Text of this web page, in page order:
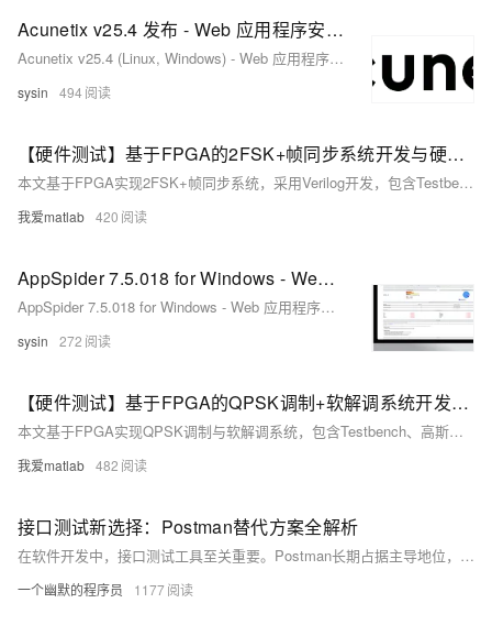
Acunetix v25.4 发布 - Web 应用程序安全测试
Acunetix v25.4 (Linux, Windows) - Web 应用程序安全测试
sysin 494
【硬件测试】基于FPGA的2FSK+帧同步系统开发与硬件片内测试,包含高斯信道,误码统计,可设置SNR
本文基于FPGA实现2FSK+帧同步系统，采用Verilog开发，包含Testbench、高斯信道、误码统计及可设置SNR功能。硬件版本新增ILA在线数据采集与VIO在线SNR设置模块，验证调制解调过程。理论部分介绍FSK调制解调原理、功率谱特性及帧同步机制，代码实现FSK信号生成与处理，适合数字通信学习与实践。
我爱matlab 420
AppSpider 7.5.018 for Windows - Web 应用程序安全测试
AppSpider 7.5.018 for Windows - Web 应用程序安全测试
sysin 272
【硬件测试】基于FPGA的QPSK调制+软解调系统开发与硬件片内测试,包含信道模块,误码统计模块,可设置SNR
本文基于FPGA实现QPSK调制与软解调系统，包含Testbench、高斯信道、误码率统计模块，并支持不同SNR设置。硬件版本新增ILA在线数据采集和VIO在线SNR设置功能，提供无水印完整代码及测试结果。通过VIO分别设置SNR为6dB和12dB，验证系统性能。配套操作视频便于用户快速上手。 理论部分详细解析QPSK调制原理及其软解调实现过程，涵盖信号采样、相位估计、判决与解调等关键步骤。软解调通过概率估计（如最大似然法）提高抗噪能力，核心公式为*d = d_hat / P(d_hat|r[n])*，需考虑噪声对信号点分布的影响。 附Verilog核心程序代码及注释，助力理解与开发。
我爱matlab 482
接口测试新选择：Postman替代方案全解析
在软件开发中，接口测试工具至关重要。Postman长期占据主导地位，但随着国产工具的崛起，越来越多开发者转向更适合中国市场的替代方案——Apifox。它不仅支持中英文切换、完全免费不限人数，还具备强大的可视化操作、自动生成文档和API调试功能，极大简化了开发流程。
一个幽默的程序员 1177